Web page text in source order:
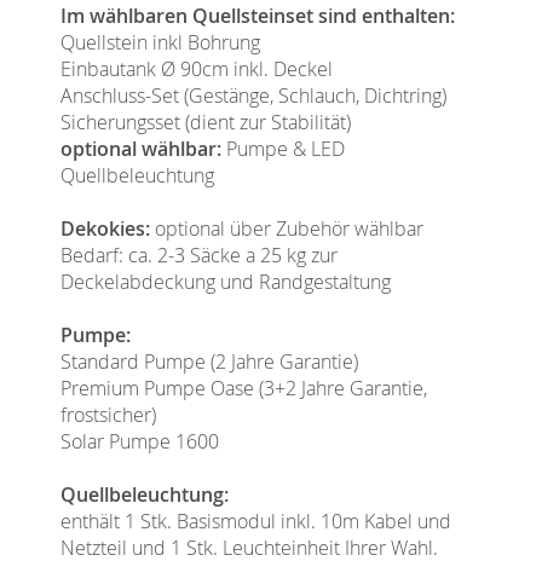
Im wählbaren Quellsteinset sind enthalten:
Quellstein inkl Bohrung
Einbautank Ø 90cm inkl. Deckel
Anschluss-Set (Gestänge, Schlauch, Dichtring)
Sicherungsset (dient zur Stabilität)
optional wählbar: Pumpe & LED
Quellbeleuchtung
Dekokies: optional über Zubehör wählbar
Bedarf: ca. 2-3 Säcke a 25 kg zur
Deckelabdeckung und Randgestaltung
Pumpe:
Standard Pumpe (2 Jahre Garantie)
Premium Pumpe Oase (3+2 Jahre Garantie,
frostsicher)
Solar Pumpe 1600
Quellbeleuchtung:
enthält 1 Stk. Basismodul inkl. 10m Kabel und
Netzteil und 1 Stk. Leuchteinheit Ihrer Wahl.